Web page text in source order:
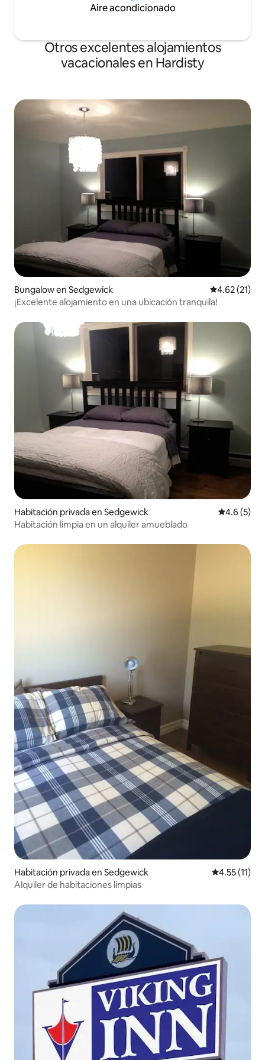
Aire acondicionado
Otros excelentes alojamientos
vacacionales en Hardisty
Bungalow en Sedgewick Calificación
4.62 (21)
¡Excelente alojamiento en una ubicación tranquila!
Habitación privada en Sedgewick
4.6 (5)
Habitación limpia en un alquiler amueblado
Habitación privada en Sedgewick Calificación
4.55 (11)
Alquiler de habitaciones limpias